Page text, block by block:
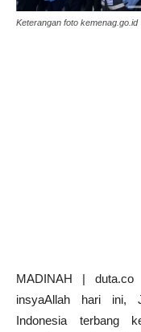
Keterangan foto kemenag.go.id
MADINAH |
insyaAllah hari ini,
Indonesia terbang